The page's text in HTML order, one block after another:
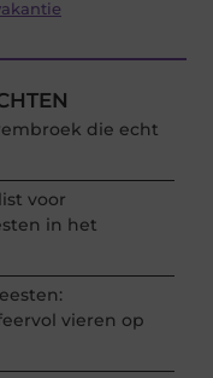
die echt
voor
in het
vieren op